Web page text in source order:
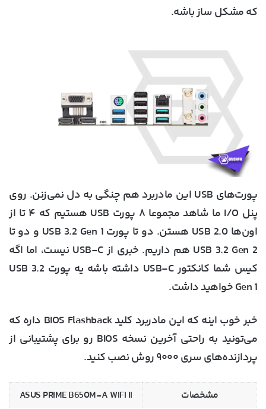
که مشکل ساز باشه.
پورت‌های USB این مادربرد هم چنگی به دل نمی‌زنن. روی
پنل I/O ما شاهد مجموعا ۸ پورت USB هستیم که ۴ تا از
اون‌ها USB 2.0 هستن. دو تا پورت USB 3.2 Gen 1 و دو تا
USB 3.2 Gen 2 هم داریم. خبری از USB-C نیست، اما اگه
کیس شما کانکتور USB-C داشته باشه یه پورت USB 3.2
Gen 1 خواهید داشت.
خبر خوب اینه که این مادربرد کلید BIOS Flashback داره که
می‌تونید به راحتی آخرین نسخه BIOS رو برای پشتیبانی از
پردازنده‌های سری ۹۰۰۰ روش نصب کنید.
مشخصات
ASUS PRIME B650M-A WIFI II